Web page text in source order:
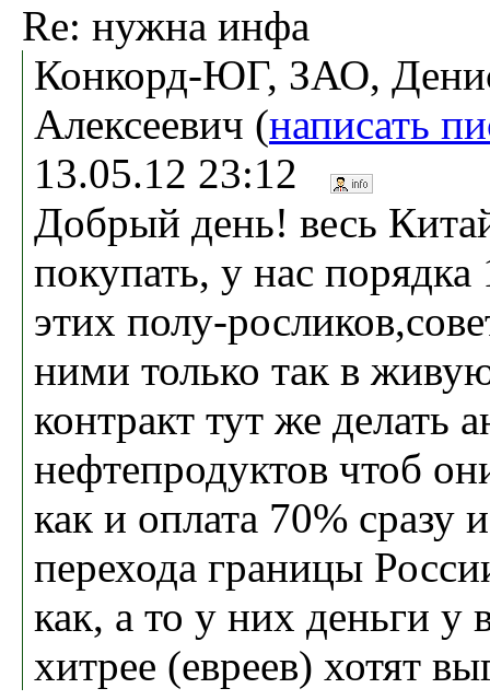
Re: нужна инфа
Конкорд-ЮГ, ЗАО,
Алексеевич (написать
13.05.12 23:12
Добрый день! весь
покупать, у нас
этих полу-
ними только так в
контракт тут же делать
нефтепродуктов чтоб
как и оплата 70% сразу
перехода границы
как, а то у них деньги у
хитрее (евреев) хотят